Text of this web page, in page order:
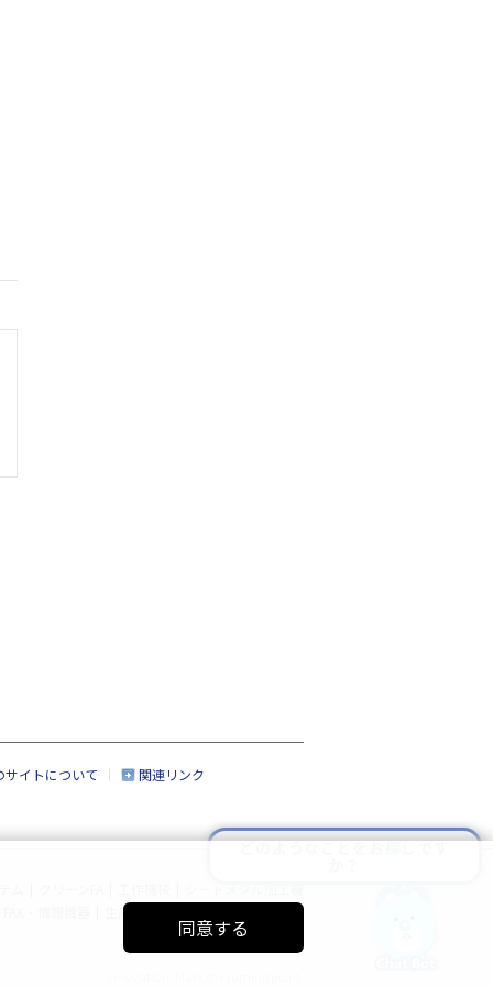
サイトについて 関連リンク
・情報機器 生産管理システム サイトマップ
同意する
どのようなことをお探しです